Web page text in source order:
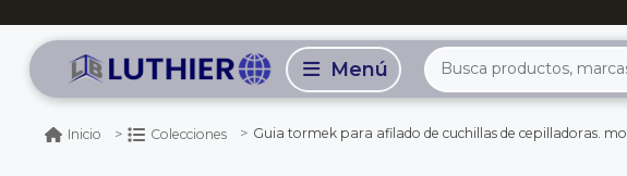
Inicio Colecciones Guia tormek para afilado de cuchillas de cepilladoras. mod: svh-320